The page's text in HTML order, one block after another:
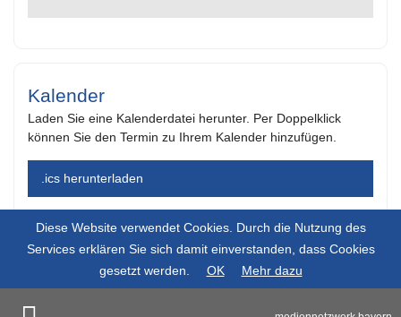
Kalender
Laden Sie eine Kalenderdatei herunter. Per Doppelklick
können Sie den Termin zu Ihrem Kalender hinzufügen.
.ics herunterladen
Diese Website verwendet Cookies. Durch die Nutzung des
Services erklären Sie sich damit einverstanden, dass Cookies
gesetzt werden.
OK Mehr dazu